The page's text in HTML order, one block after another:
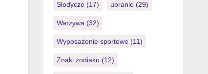
Słodycze(17) ubranie(29)
Warzywa(32)
Wyposażenie sportowe(11)
Znaki zodiaku (12)